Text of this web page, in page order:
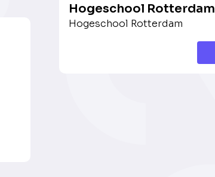
Hogeschool Rotterdam
Hogeschool Rotterdam